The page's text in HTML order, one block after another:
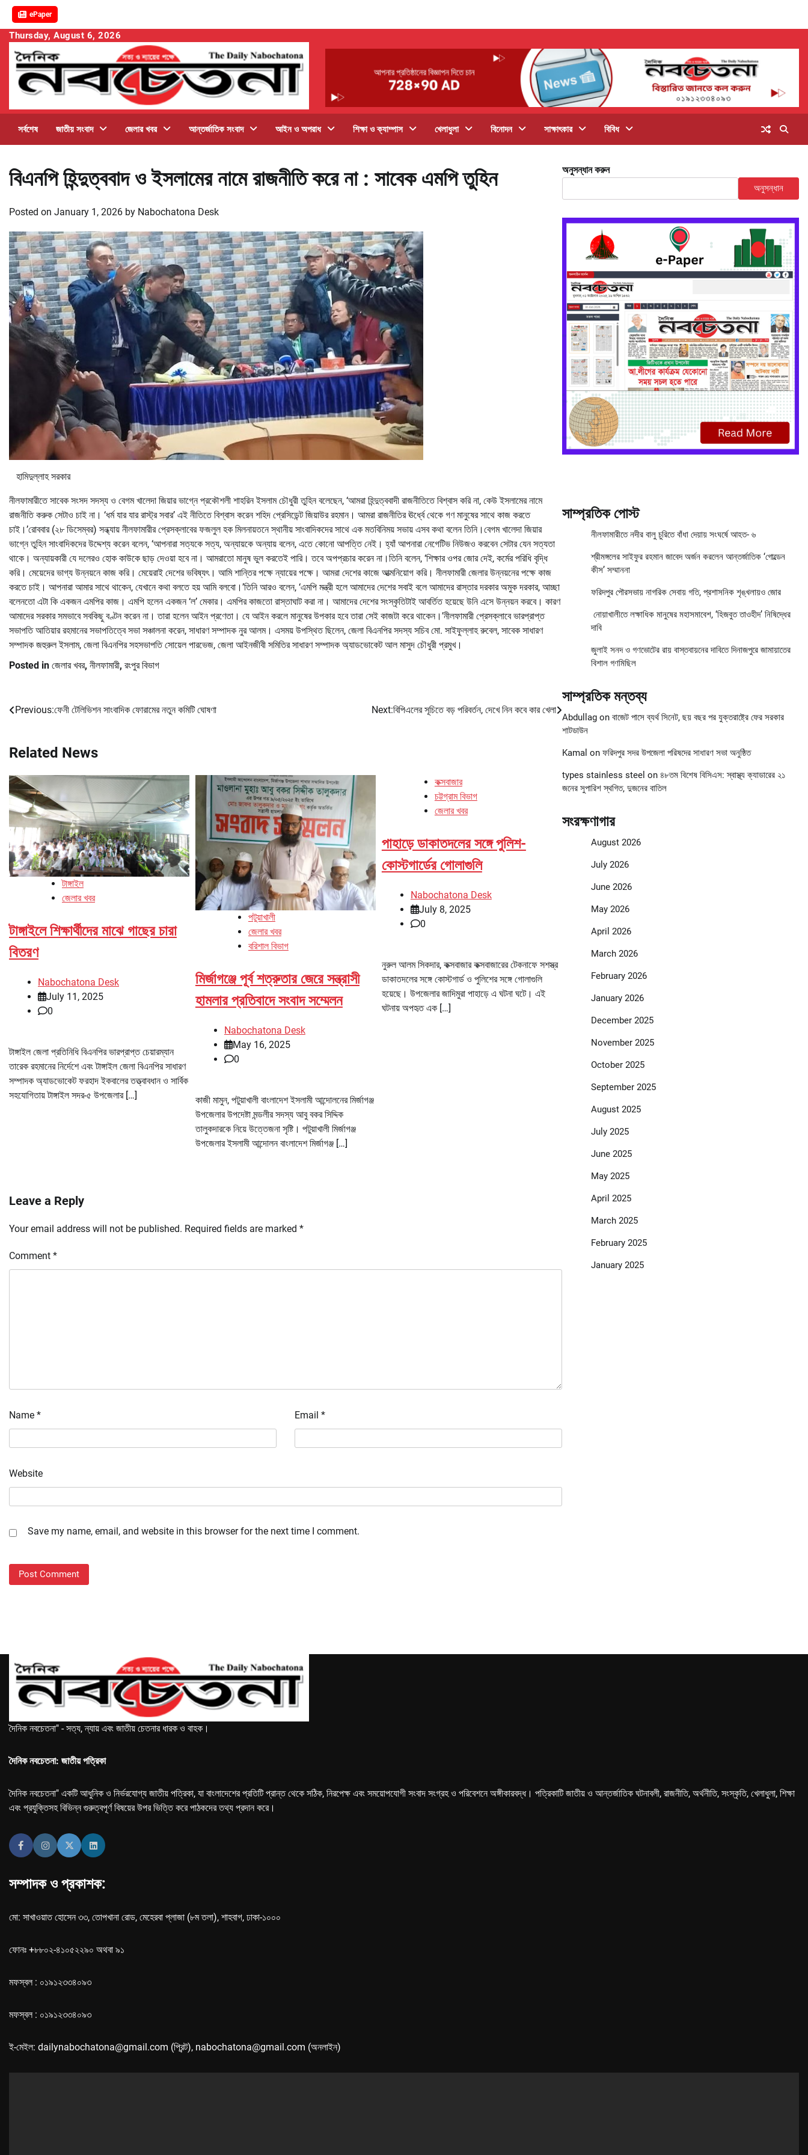
ePaper
Skip
content
Thursday, August 6, 2026
সর্বশেষ জাতীয় সংবাদ জেলার খবর আন্তর্জাতিক সংবাদ আইন ও অপরাধ শিক্ষা ও ক্যাম্পাস খেলাধুলা বিনোদন সাক্ষাৎকার বিবিধ
বিএনপি হিন্দুত্ববাদ ও ইসলামের নামে রাজনীতি করে না : সাবেক এমপি তুহিন
Posted on January 1, 2026 by Nabochatona Desk
হামিদুল্লাহ সরকার
নীলফামারীতে সাবেক সংসদ সদস্য ও বেগম খালেদা জিয়ার ভাগ্নে প্রকৌশলী শাহরিন ইসলাম চৌধুরী তুহিন বলেছেন, ‘আমরা হিন্দুত্ববাদী রাজনীতিতে বিশ্বাস করি না, কেউ ইসলামের নামে
রাজনীতি করুক সেটাও চাই না। ‘ধর্ম যার যার রাস্ট্র সবার’ এই নীতিতে বিশ্বাস করেন শহিদ প্রেসিডেন্ট জিয়াউর রহমান। আমরা রাজনীতির ঊর্ধ্বে থেকে গণ মানুষের সাথে কাজ করতে
চাই।’রোববার (২৮ ডিসেম্বর) সন্ধ্যায় নীলফামারীর প্রেসক্লাবের ফজলুল হক মিলনায়তনে স্থানীয় সাংবাদিকদের সাথে এক মতবিনিময় সভায় এসব কথা বলেন তিনি।বেগম খালেদা জিয়ার
ভাগ্নে তুহিন সাংবাদিকদের উদ্দেশ্য করেন বলেন, ‘আপনারা সত্যকে সত্য, অন্যায়কে অন্যায় বলেন, এতে কোনো আপত্তি নেই। হ্যাঁ আপনারা নেগেটিভ নিউজও করবেন সেটার যেন সত্যতা
থাকে। অন্যায়কারী যে দলেরও হোক কাউকে ছাড় দেওয়া হবে না। আমরাতো মানুষ ভুল করতেই পারি। তবে অপপ্রচার করেন না।তিনি বলেন, ‘শিক্ষার ওপর জোর দেই, কর্মের পরিধি বৃদ্ধি
করি। মেয়েদের ভাগ্য উন্নয়নে কাজ করি। মেয়েরাই দেশের ভবিষ্যৎ। আমি শান্তির পক্ষে ন্যায়ের পক্ষে। আমরা দেশের কাজে আত্মনিয়োগ করি। নীলফামারী জেলার উন্নয়নের পক্ষে কাজ
করতে চাই। আপনারা আমার সাথে থাকেন, যেখানে কথা বলতে হয় আমি বলবো।’তিনি আরও বলেন, ‘এমপি মন্ত্রী হলে আমাদের দেশের সবাই বলে আমাদের রাস্তার দরকার অমুক দরকার, আচ্ছা
বলেনতো এটা কি একজন এমপির কাজ। এমপি হলেন একজন ‘ল’ মেকার। এমপির কাজতো রাস্তাঘাট করা না। আমাদের দেশের সংস্কৃতিটাই আবর্তিত হয়েছে উনি এসে উন্নয়ন করবে। কারণ
আমাদের সরকার সমভাবে সবকিছু বণ্টন করেন না। তারা হলেন আইন প্রণেতা। যে আইন করলে মানুষের উপকার হবে তারা সেই কাজটা করে থাকেন।’নীলফামারী প্রেসক্লাবে ভারপ্রাপ্ত
সভাপতি আতিয়ার রহমানের সভাপতিত্বে সভা সঞ্চালনা করেন, সাধারণ সম্পাদক নুর আলম। এসময় উপস্থিত ছিলেন, জেলা বিএনপির সদস্য সচিব মো. সাইফুল্লাহ রুবেল, সাবেক সাধারণ
সম্পাদক জহুরুল ইসলাম, জেলা বিএনপির সহসভাপতি সোয়েল পারভেজ, জেলা আইনজীবী সমিতির সাধারণ সম্পাদক অ্যাডভোকেট আল মাসুদ চৌধুরী প্রমুখ।
Posted in জেলার খবর, নীলফামারী, রংপুর বিভাগ
Post
Previous:ফেনী টেলিভিশন সাংবাদিক ফোরামের নতুন কমিটি ঘোষণা Next:বিপিএলের সূচিতে বড় পরিবর্তন, দেখে নিন কবে কার খেলা
Related News
টাঙ্গাইল
জেলার খবর
টাঙ্গাইলে শিক্ষার্থীদের মাঝে গাছের চারা
বিতরণ
Nabochatona Desk
July 11, 2025
0
টাঙ্গাইল জেলা প্রতিনিধি বিএনপির ভারপ্রাপ্ত চেয়ারম্যান
তারেক রহমানের নির্দেশে এবং টাঙ্গাইল জেলা বিএনপির সাধারণ
সম্পাদক অ্যাডভোকেট ফরহাদ ইকবালের তত্ত্বাবধান ও সার্বিক
সহযোগিতায় টাঙ্গাইল সদর-৫ উপজেলার […]
পটুয়াখালী
জেলার খবর
বরিশাল বিভাগ
মির্জাগঞ্জে পূর্ব শত্রুতার জেরে সন্ত্রাসী
হামলার প্রতিবাদে সংবাদ সম্মেলন
Nabochatona Desk
May 16, 2025
0
কাজী মামুন, পটুয়াখালী বাংলাদেশ ইসলামী আন্দোলনের মির্জাগঞ্জ
উপজেলার উপদেষ্টা মন্ডলীর সদস্য আবু বকর সিদ্দিক
তালুকদারকে নিয়ে উত্তেজনা সৃষ্টি। পটুয়াখালী মির্জাগঞ্জ
উপজেলার ইসলামী আন্দোলন বাংলাদেশ মির্জাগঞ্জ […]
কক্সবাজার
চট্টগ্রাম বিভাগ
জেলার খবর
পাহাড়ে ডাকাতদলের সঙ্গে পুলিশ-
কোস্টগার্ডের গোলাগুলি
Nabochatona Desk
July 8, 2025
0
নুরুল আলম সিকদার, কক্সবাজার কক্সবাজারের টেকনাফে সশস্ত্র
ডাকাতদলের সঙ্গে কোস্টগার্ড ও পুলিশের সঙ্গে গোলাগুলি
হয়েছে। উপজেলার জাদিমুরা পাহাড়ে এ ঘটনা ঘটে। এই
ঘটনায় অপহৃত এক […]
Leave a Reply
Your email address will not be published. Required fields are marked *
Comment *
Name * Email *
Website
Save my name, email, and website in this browser for the next time I comment.
অনুসন্ধান করুন
অনুসন্ধান
সাম্প্রতিক পোস্ট
নীলফামারীতে নদীর বালু চুরিতে বাঁধা দেয়ায় সংঘর্ষে আহত- ৬
শ্রীমঙ্গলের সাইফুর রহমান জাবেদ অর্জন করলেন আন্তর্জাতিক ‘গোল্ডেন
কীস’ সম্মাননা
ফরিদপুর পৌরসভায় নাগরিক সেবায় গতি, প্রশাসনিক শৃঙ্খলায়ও জোর
নোয়াখালীতে লক্ষাধিক মানুষের মহাসমাবেশ, ‘হিজবুত তাওহীদ’ নিষিদ্ধের
দাবি
জুলাই সনদ ও গণভোটের রায় বাস্তবায়নের দাবিতে দিনাজপুরে জামায়াতের
বিশাল গণমিছিল
সাম্প্রতিক মন্তব্য
Abdullagon বাজেট পাসে ব্যর্থ সিনেট, ছয় বছর পর যুক্তরাষ্ট্রে ফের সরকার
শাটডাউন
Kamal on ফরিদপুর সদর উপজেলা পরিষদের সাধারণ সভা অনুষ্ঠিত
types stainless steel on ৪৮তম বিশেষ বিসিএস: স্বাস্থ্য ক্যাডারের ২১
জনের সুপারিশ স্থগিত, দুজনের বাতিল
সংরক্ষণাগার
August 2026
July 2026
June 2026
May 2026
April 2026
March 2026
February 2026
January 2026
December 2025
November 2025
October 2025
September 2025
August 2025
July 2025
June 2025
May 2025
April 2025
March 2025
February 2025
January 2025
দৈনিক নবচেতনা" - সত্য, ন্যায় এবং জাতীয় চেতনার ধারক ও বাহক।
দৈনিক নবচেতনা: জাতীয় পত্রিকা
দৈনিক নবচেতনা" একটি আধুনিক ও নির্ভরযোগ্য জাতীয় পত্রিকা, যা বাংলাদেশের প্রতিটি প্রান্ত থেকে সঠিক, নিরপেক্ষ এবং সময়োপযোগী সংবাদ সংগ্রহ ও পরিবেশনে অঙ্গীকারবদ্ধ। পত্রিকাটি জাতীয় ও আন্তর্জাতিক ঘটনাবলী, রাজনীতি, অর্থনীতি, সংস্কৃতি, খেলাধুলা, শিক্ষা
এবং প্রযুক্তিসহ বিভিন্ন গুরুত্বপূর্ণ বিষয়ের উপর ভিত্তি করে পাঠকদের তথ্য প্রদান করে।
সম্পাদক ও প্রকাশক:
মো: সাখাওয়াত হোসেন ৩৩, তোপখানা রোড, মেহেরবা প্লাজা (৮ম তলা), শাহবাগ, ঢাকা-১০০০
ফোনঃ +৮৮০২-৪১০৫২২৯০ অথবা ৯১
মফস্বল : ০১৯১২৩৩৪০৯৩
মফস্বল : ০১৯১২৩৩৪০৯৩
ই-মেইল: dailynabochatona@gmail.com (প্রিন্ট), nabochatona@gmail.com (অনলাইন)